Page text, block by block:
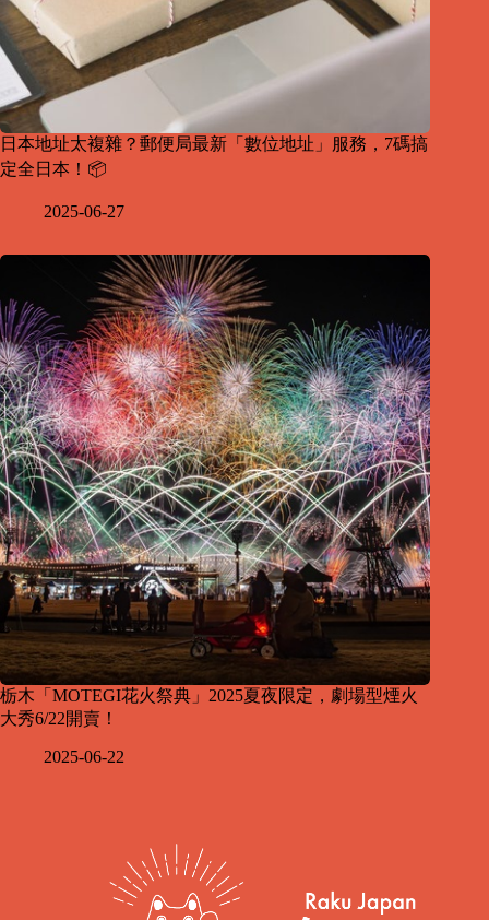
日本地址太複雜？郵便局最新「數位地址」服務，7碼搞
定全日本！📦
2025-06-27
栃木「MOTEGI花火祭典」2025夏夜限定，劇場型煙火
大秀6/22開賣！
2025-06-22